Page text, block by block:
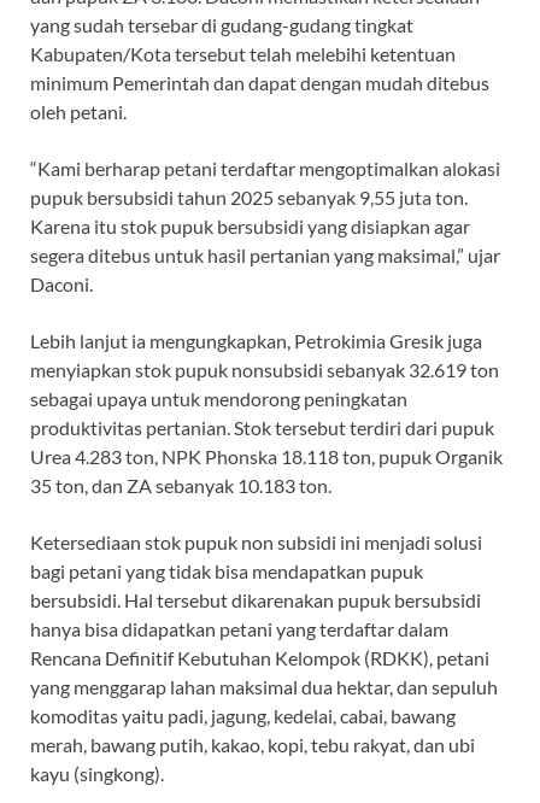
yang sudah tersebar di gudang-gudang tingkat
Kabupaten/Kota tersebut telah melebihi ketentuan
minimum Pemerintah dan dapat dengan mudah ditebus
oleh petani.
“Kami berharap petani terdaftar mengoptimalkan alokasi
pupuk bersubsidi tahun 2025 sebanyak 9,55 juta ton.
Karena itu stok pupuk bersubsidi yang disiapkan agar
segera ditebus untuk hasil pertanian yang maksimal,” ujar
Daconi.
Lebih lanjut ia mengungkapkan, Petrokimia Gresik juga
menyiapkan stok pupuk nonsubsidi sebanyak 32.619 ton
sebagai upaya untuk mendorong peningkatan
produktivitas pertanian. Stok tersebut terdiri dari pupuk
Urea 4.283 ton, NPK Phonska 18.118 ton, pupuk Organik
35 ton, dan ZA sebanyak 10.183 ton.
Ketersediaan stok pupuk non subsidi ini menjadi solusi
bagi petani yang tidak bisa mendapatkan pupuk
bersubsidi. Hal tersebut dikarenakan pupuk bersubsidi
hanya bisa didapatkan petani yang terdaftar dalam
Rencana Definitif Kebutuhan Kelompok (RDKK), petani
yang menggarap lahan maksimal dua hektar, dan sepuluh
komoditas yaitu padi, jagung, kedelai, cabai, bawang
merah, bawang putih, kakao, kopi, tebu rakyat, dan ubi
kayu (singkong).